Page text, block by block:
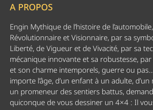
A PROPOS
Engin Mythique de l’histoire de l’automobile,
Révolutionnaire et Visionnaire, par sa
Liberté, de Vigueur et de Vivacité, par sa
mécanique innovante et sa robustesse,
et son charme intemporels, guerre ou
importe l’âge, d’un enfant à un adulte,
un promeneur des sentiers battus,
quiconque de vous dessiner un 4×4 : Il